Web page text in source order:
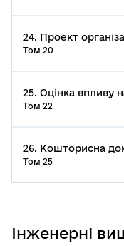
24. Проект
Том 20
25. Оцінка
Том 22
26. Кошторисна
Том 25
Інженерні